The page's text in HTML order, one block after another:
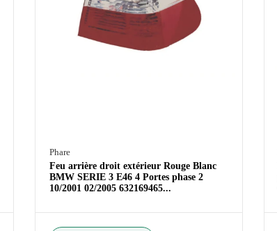
Phare
Feu arrière droit extérieur Rouge Blanc
BMW SERIE 3 E46 4 Portes phase 2
10/2001 02/2005 632169465...